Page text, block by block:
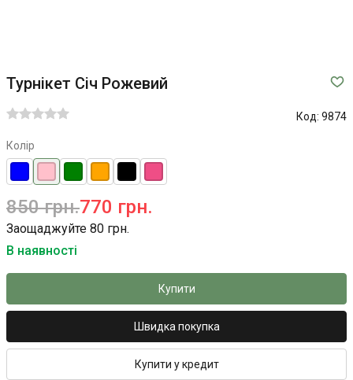
Турнікет Січ Рожевий
Код: 9874
Колір
850 грн.770 грн.
Заощаджуйте 80 грн.
В наявності
Купити
Швидка покупка
Купити у кредит